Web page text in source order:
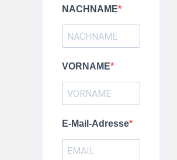
NACHNAME
VORNAME
E-Mail-Adresse